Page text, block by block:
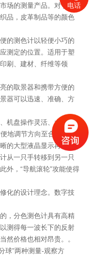
场的测量产品。对于电
品，皮革制品等的颜色
的测色计以轻便小巧的
测定的位置。适用于塑
刷、建材、纤维等领
取景器和携带方便的
器可以迅速、准确、方
机盘操作灵活、大型液
地调节方向至合适的测
的大型液晶显示再加上
从一只手转移到另一只
外，“导航滚轮”攻能使得
化的设计理念。数字技
，分色测色计具有高精
测得每一波长下的反射
然价格也相对昂贵。。
球”两种测量-观察方
电话